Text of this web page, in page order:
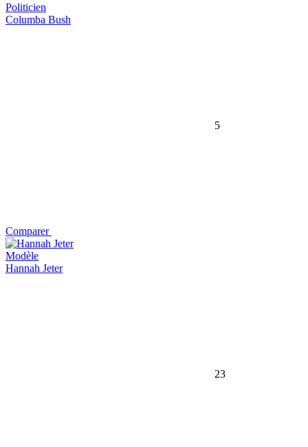
Politicien
Columba Bush
5
Comparer
Modèle
Hannah Jeter
23